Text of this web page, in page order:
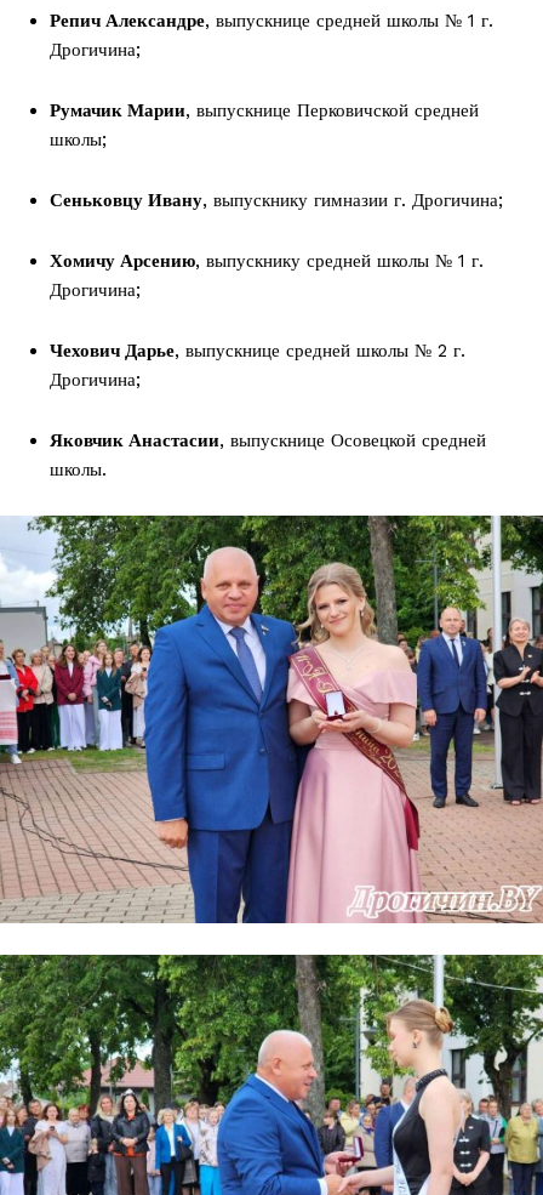
Репич Александре, выпускнице средней школы № 1 г.
Дрогичина;
Румачик Марии, выпускнице Перковичской средней
школы;
Сеньковцу Ивану, выпускнику гимназии г. Дрогичина;
Хомичу Арсению, выпускнику средней школы № 1 г.
Дрогичина;
Чехович Дарье, выпускнице средней школы № 2 г.
Дрогичина;
Яковчик Анастасии, выпускнице Осовецкой средней
школы.